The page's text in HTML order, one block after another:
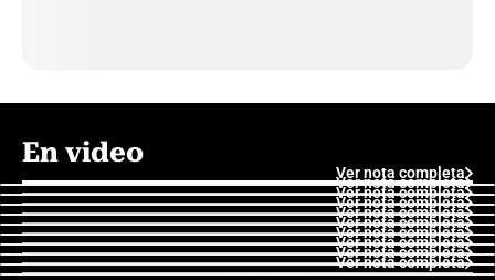
En video
Ver nota completa
Ver nota completa
Ver nota completa
Ver nota completa
Ver nota completa
Ver nota completa
Ver nota completa
Ver nota completa
Ver nota completa
Ver nota completa